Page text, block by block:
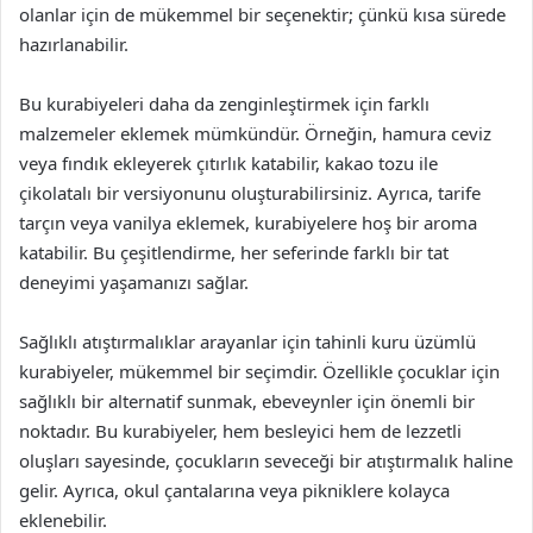
olanlar için de mükemmel bir seçenektir; çünkü kısa sürede
hazırlanabilir.
Bu kurabiyeleri daha da zenginleştirmek için farklı
malzemeler eklemek mümkündür. Örneğin, hamura ceviz
veya fındık ekleyerek çıtırlık katabilir, kakao tozu ile
çikolatalı bir versiyonunu oluşturabilirsiniz. Ayrıca, tarife
tarçın veya vanilya eklemek, kurabiyelere hoş bir aroma
katabilir. Bu çeşitlendirme, her seferinde farklı bir tat
deneyimi yaşamanızı sağlar.
Sağlıklı atıştırmalıklar arayanlar için tahinli kuru üzümlü
kurabiyeler, mükemmel bir seçimdir. Özellikle çocuklar için
sağlıklı bir alternatif sunmak, ebeveynler için önemli bir
noktadır. Bu kurabiyeler, hem besleyici hem de lezzetli
oluşları sayesinde, çocukların seveceği bir atıştırmalık haline
gelir. Ayrıca, okul çantalarına veya pikniklere kolayca
eklenebilir.